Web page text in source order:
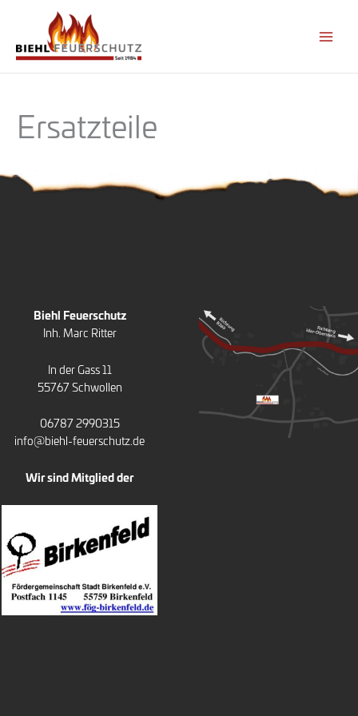
springen
Ersatzteile
Biehl Feuerschutz
Inh. Marc Ritter
In der Gass 11
55767 Schwollen
06787 2990315
info@biehl-feuerschutz.de
Wir sind Mitglied der